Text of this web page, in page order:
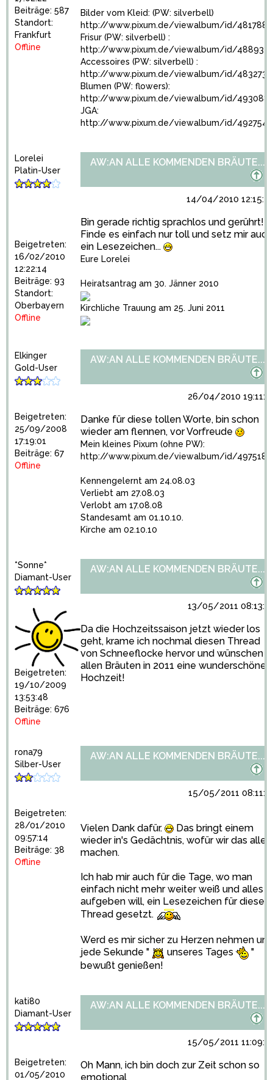
Beiträge: 587
Standort:
Frankfurt
Offline
Bilder vom Kleid: (PW: silverbell)
http://www.pixum.de/viewalbum/id/4817886
Frisur (PW: silverbell) :
http://www.pixum.de/viewalbum/id/
Accessoires (PW: silverbell) :
http://www.pixum.de/viewalbum/id/4832737
Blumen (PW: flowers):
http://www.pixum.de/viewalbum/id/
JGA:
http://www.pixum.de/viewalbum/id/4927542
Lorelei
Platin-User
Beigetreten:
16/02/2010
12:22:14
Beiträge: 93
Standort:
Oberbayern
Offline
AW:AN ALLE KOMMENDEN BRÄUTE...
14/04/2010
Bin gerade richtig sprachlos und gerührt!!!
Finde es einfach nur toll und setz mir auch
ein Lesezeichen...
Eure Lorelei
Heiratsantrag am 30. Jänner 2010
Kirchliche Trauung am 25. Juni 2011
Elkinger
Gold-User
Beigetreten:
25/09/2008
17:19:01
Beiträge: 67
Offline
AW:AN ALLE KOMMENDEN BRÄUTE...
26/04/2010
Danke für diese tollen Worte, bin schon
wieder am flennen, vor Vorfreude
Mein kleines Pixum (ohne PW):
http://www.pixum.de/viewalbum/id/4975185
Kennengelernt am 24.08.03
Verliebt am 27.08.03
Verlobt am 17.08.08
Standesamt am 01.10.10.
Kirche am 02.10.10
*Sonne*
Diamant-User
Beigetreten:
19/10/2009
13:53:48
Beiträge: 676
Offline
AW:AN ALLE KOMMENDEN BRÄUTE...
13/05/2011
Da die Hochzeitssaison jetzt wieder los
geht, krame ich nochmal diesen Thread
von Schneeflocke hervor und wünschen
allen Bräuten in 2011 eine wunderschöne
Hochzeit!
rona79
Silber-User
Beigetreten:
28/01/2010
09:57:14
Beiträge: 38
Offline
AW:AN ALLE KOMMENDEN BRÄUTE...
15/05/2011
Vielen Dank dafür.
Das bringt einem
wieder in's Gedächtnis, wofür wir das alles
machen.
Ich hab mir auch für die Tage, wo man
einfach nicht mehr weiter weiß und alles
aufgeben will, ein Lesezeichen für diesen
Thread gesetzt.
Werd es mir sicher zu Herzen nehmen und
jede Sekunde "
unseres Tages
"
bewußt genießen!
kati80
Diamant-User
Beigetreten:
01/05/2010
AW:AN ALLE KOMMENDEN BRÄUTE...
15/05/2011
Oh Mann, ich bin doch zur Zeit schon so
emotional